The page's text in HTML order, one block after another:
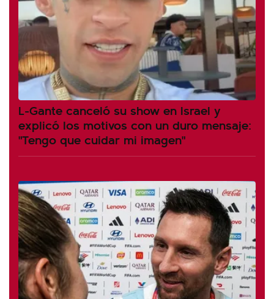
L-Gante canceló su show en Israel y
explicó los motivos con un duro mensaje:
"Tengo que cuidar mi imagen"